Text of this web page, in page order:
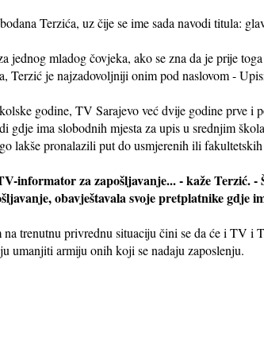
Terzića, uz čije se ime sada navodi titula:
jednog mladog čovjeka, ako se zna da je prije
Terzić je najzadovoljniji onim pod naslovom -
godine, TV Sarajevo već dvije godine prve i
gdje ima slobodnih mjesta za upis u srednjim
lakše pronalazili put do usmjerenih ili
informator za zapošljavanje... - kaže Terzić.
obavještavala svoje pretplatnike gdje
trenutnu privrednu situaciju čini se da će i TV i
umanjiti armiju onih koji se nadaju zaposlenju.